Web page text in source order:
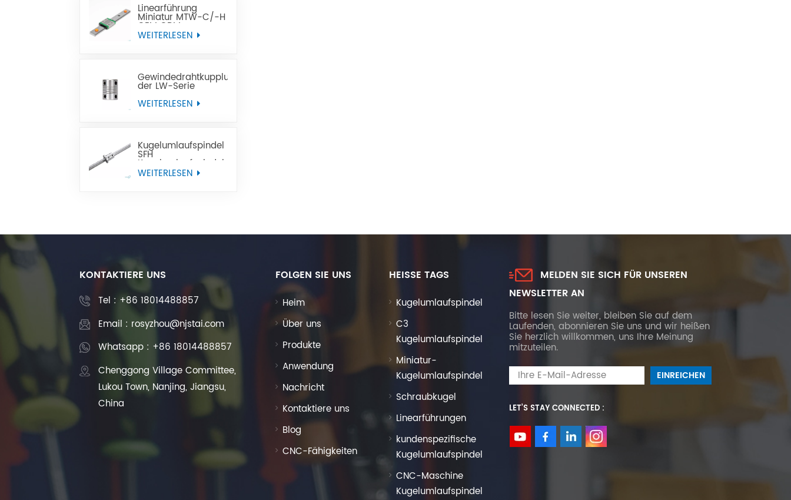
Linearführung
Miniatur MTW-C/-H
OEM ODM
WEITERLESEN
Gewindedrahtkupplung
der LW-Serie
WEITERLESEN
Kugelumlaufspindel
SFH
Kugelumlaufspindel
mit Linksgewinde für
CNC-
WEITERLESEN
KONTAKTIERE UNS
Tel : +86 18014488857
Email : rosyzhou@njstai.com
Whatsapp : +86 18014488857
Chenggong Village Committee,
Lukou Town, Nanjing, Jiangsu,
China
FOLGEN SIE UNS
Heim
Über uns
Produkte
Anwendung
Nachricht
Kontaktiere uns
Blog
CNC-Fähigkeiten
HEISSE TAGS
Kugelumlaufspindel
C3
Kugelumlaufspindel
Miniatur-
Kugelumlaufspindel
Schraubkugel
Linearführungen
kundenspezifische
Kugelumlaufspindel
CNC-Maschine
Kugelumlaufspindel
MELDEN SIE SICH FÜR UNSEREN
NEWSLETTER AN
Bitte lesen Sie weiter, bleiben Sie auf dem
Laufenden, abonnieren Sie uns und wir heißen
Sie herzlich willkommen, uns Ihre Meinung
mitzuteilen.
LET’S STAY CONNECTED :